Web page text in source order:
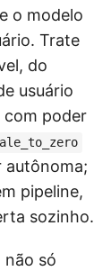
o modelo
Trate
do
usuário
com poder
autônoma;
pipeline,
sozinho.
não só